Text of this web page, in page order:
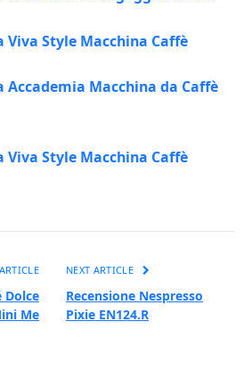
Viva Style Macchina Caffè
Accademia Macchina da Caffè
Viva Style Macchina Caffè
Dolce
Me
NEXT ARTICLE
Recensione Nespresso
Pixie EN124.R